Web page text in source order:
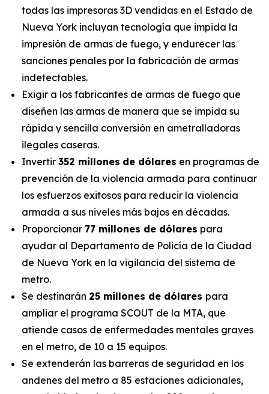
todas las impresoras 3D vendidas en el Estado de
Nueva York incluyan tecnología que impida la
impresión de armas de fuego, y endurecer las
sanciones penales por la fabricación de armas
indetectables.
Exigir a los fabricantes de armas de fuego que
diseñen las armas de manera que se impida su
rápida y sencilla conversión en ametralladoras
ilegales caseras.
Invertir 352 millones de dólares en programas de
prevención de la violencia armada para continuar
los esfuerzos exitosos para reducir la violencia
armada a sus niveles más bajos en décadas.
Proporcionar 77 millones de dólares para
ayudar al Departamento de Policía de la Ciudad
de Nueva York en la vigilancia del sistema de
metro.
Se destinarán 25 millones de dólares para
ampliar el programa SCOUT de la MTA, que
atiende casos de enfermedades mentales graves
en el metro, de 10 a 15 equipos.
Se extenderán las barreras de seguridad en los
andenes del metro a 85 estaciones adicionales,